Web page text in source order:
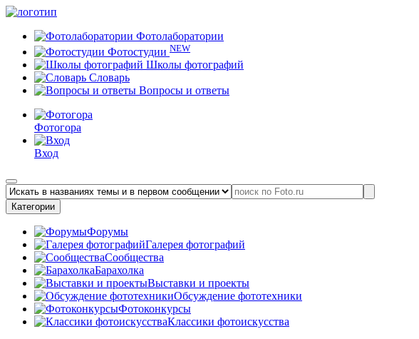
Фотолаборатории
Фотостудии NEW
Школы фотографий
Словарь
Вопросы и ответы
Фотогора
Вход
Категории
Форумы
Галерея фотографий
Сообщества
Барахолка
Выставки и проекты
Обсуждение фототехники
Фотоконкурсы
Классики фотоискусства